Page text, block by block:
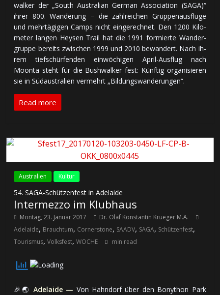
wal­ker der „South Aus­tra­lian Ger­man Association (SAGA)“
ih­rer 800. Wan­de­rung – die zahl­rei­chen Grup­pen­aus­flü­ge
und mehr­tä­gi­gen Camps nicht ein­ge­rech­net. Den 1200 Ki­lo­
me­ter lan­gen Heysen Trail hat die 1991 for­mier­te Wan­der­
grup­pe be­reits zwi­schen 1999 und 2010 be­wan­dert. Nach ih­
rem tief­schür­fen­den ein­wö­chi­gen April-Aus­flug nach
Moonta steht für die Bush­wal­ker fest: Künf­tig or­ga­ni­sie­ren
sie in Süd­aus­tra­lien ver­mehrt „Bil­dungs­wan­de­run­gen“.
Read more
Australien Kultur
54. SAGA-Schützenfest in Adelaide
Intermezzo im Klubhaus
Montag, 23. Januar 2017
Dr. Olaf Konstantin Krueger M.A.
Adelaide, Brauchtum, Cornerstone, SAADV, SAGA, Schützenfest,
Tourismus,Volksfest,WOCHE min read
🎉🌏 Adelaide — Von Hahndorf über den Bonython Park